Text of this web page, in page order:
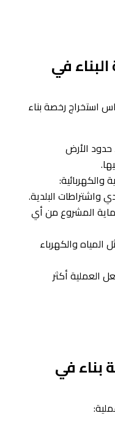
في
استخراج رخصة بناء
حدود الأرض
والكهربائية:
واشتراطات البلدية.
المشروع من أي
المياه والكهرباء
العملية أكثر
بناء في